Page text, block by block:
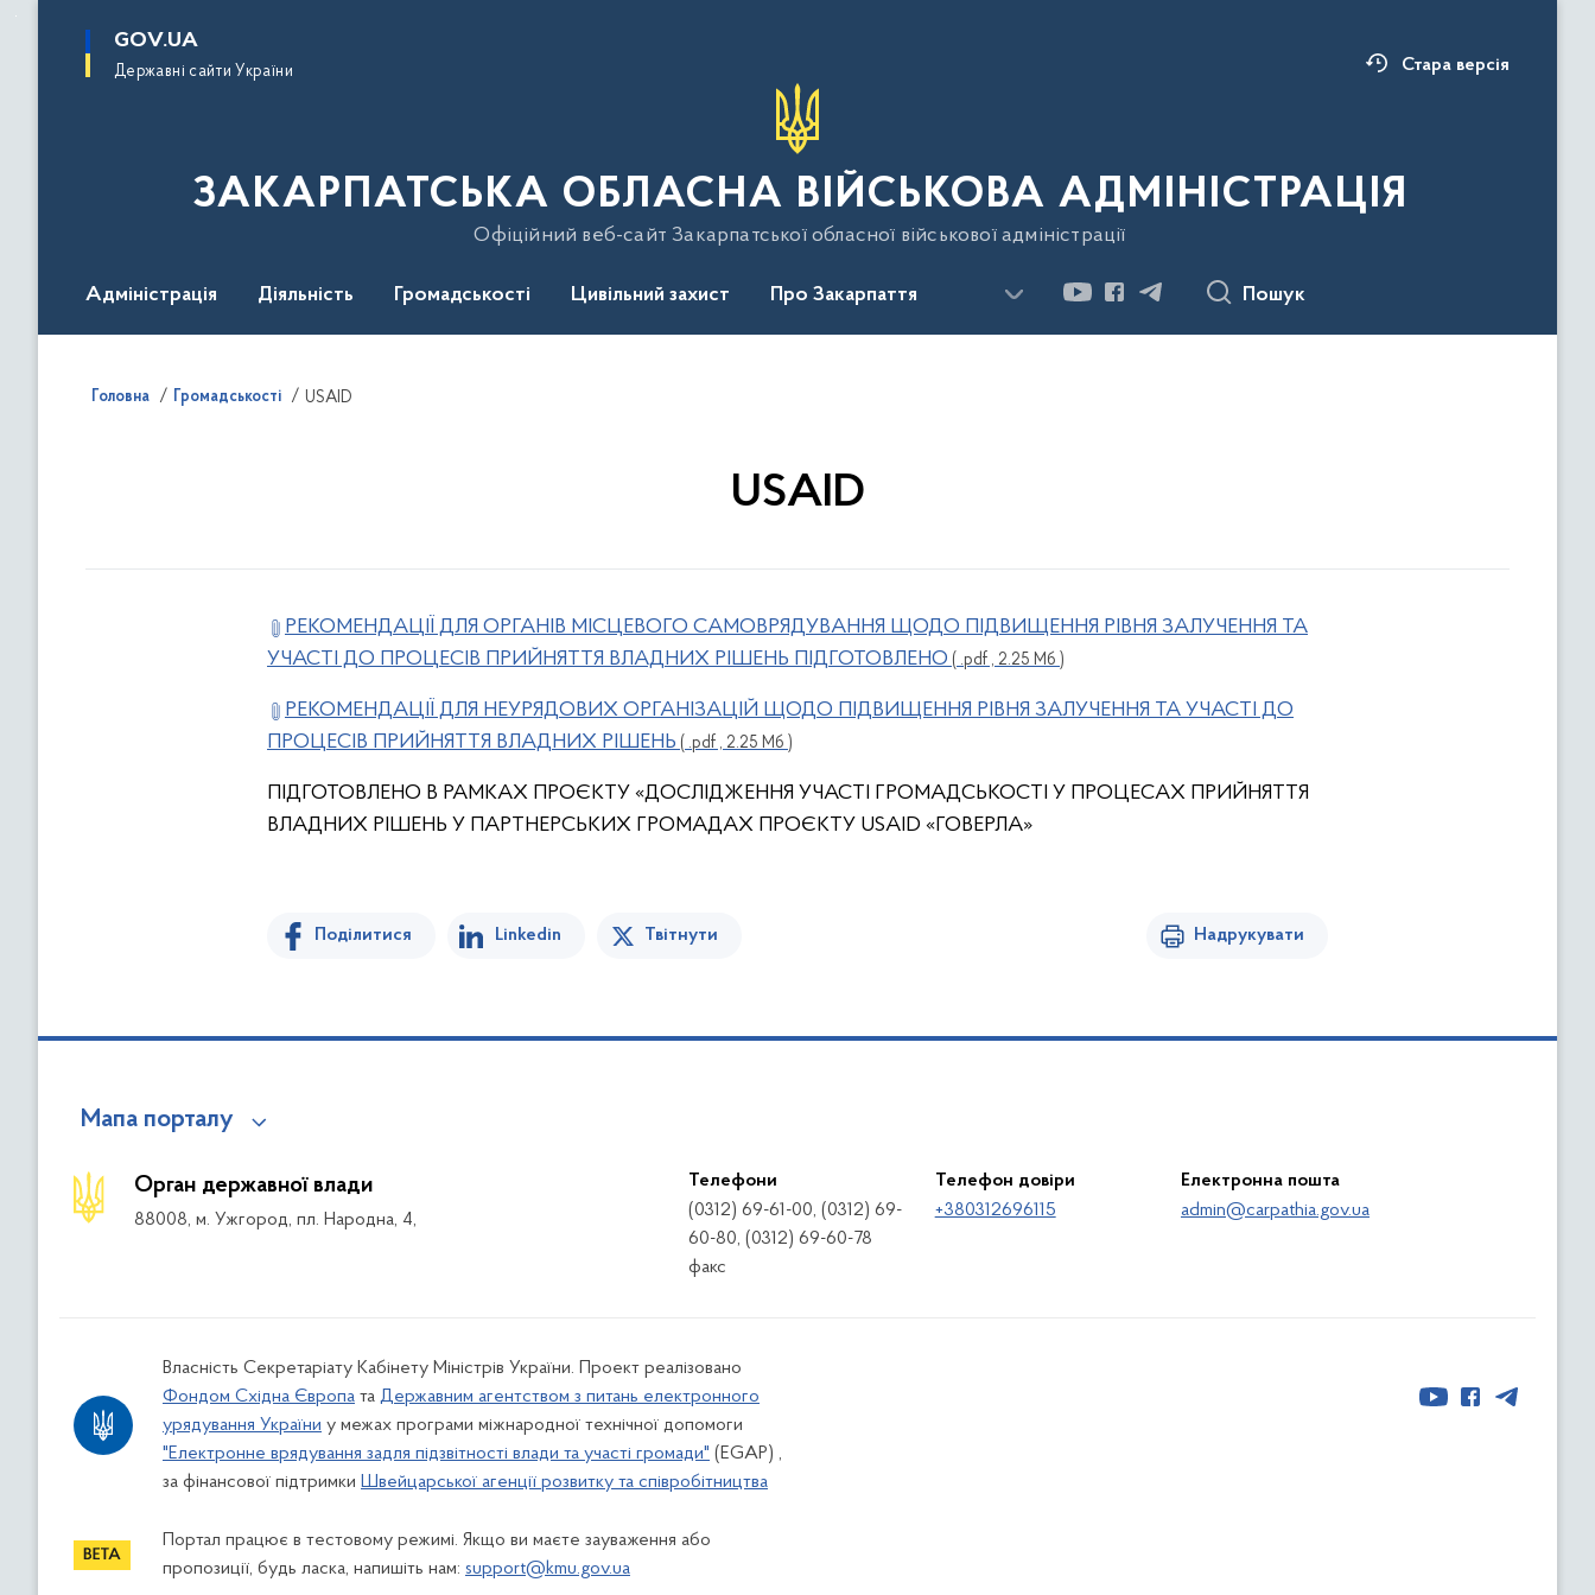
основного
GOV.UA
Державні сайти України Стара версія
ЗАКАРПАТСЬКА ОБЛАСНА ВІЙСЬКОВА АДМІНІСТРАЦІЯ
Офіційний веб-сайт Закарпатської обласної військової адміністрації
Адміністрація Діяльність Громадськості Цивільний захист Про Закарпаття Пошук
Головна Громадськості USAID
USAID
РЕКОМЕНДАЦІЇ ДЛЯ ОРГАНІВ МІСЦЕВОГО САМОВРЯДУВАННЯ ЩОДО ПІДВИЩЕННЯ РІВНЯ ЗАЛУЧЕННЯ ТА
УЧАСТІ ДО ПРОЦЕСІВ ПРИЙНЯТТЯ ВЛАДНИХ РІШЕНЬ ПІДГОТОВЛЕНО ( .pdf , 2.25 Мб )
РЕКОМЕНДАЦІЇ ДЛЯ НЕУРЯДОВИХ ОРГАНІЗАЦІЙ ЩОДО ПІДВИЩЕННЯ РІВНЯ ЗАЛУЧЕННЯ ТА УЧАСТІ ДО
ПРОЦЕСІВ ПРИЙНЯТТЯ ВЛАДНИХ РІШЕНЬ ( .pdf , 2.25 Мб )
ПІДГОТОВЛЕНО В РАМКАХ ПРОЄКТУ «ДОСЛІДЖЕННЯ УЧАСТІ ГРОМАДСЬКОСТІ У ПРОЦЕСАХ ПРИЙНЯТТЯ
ВЛАДНИХ РІШЕНЬ У ПАРТНЕРСЬКИХ ГРОМАДАХ ПРОЄКТУ USAID «ГОВЕРЛА»
Поділитися Linkedin Твітнути Надрукувати
Мапа порталу
Орган державної влади
88008, м. Ужгород, пл. Народна, 4,
Телефони
(0312) 69-61-00, (0312) 69-
60-80, (0312) 69-60-78
факс
Телефон довіри
+380312696115
Електронна пошта
admin@carpathia.gov.ua
Власність Секретаріату Кабінету Міністрів України. Проект реалізовано
Фондом Східна Європа та Державним агентством з питань електронного
урядування України у межах програми міжнародної технічної допомоги
"Електронне врядування задля підзвітності влади та участі громади" (EGAP) ,
за фінансової підтримки Швейцарської агенції розвитку та співробітництва
Портал працює в тестовому режимі. Якщо ви маєте зауваження або
пропозиції, будь ласка, напишіть нам: support@kmu.gov.ua